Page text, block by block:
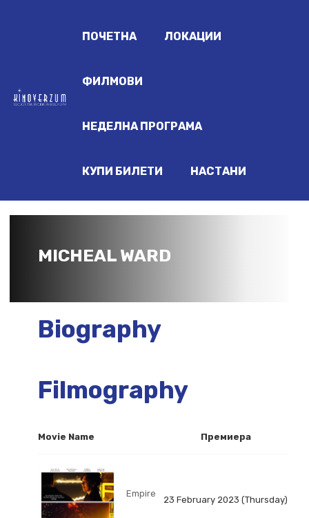
ПОЧЕТНА ЛОКАЦИИ
ФИЛМОВИ
НЕДЕЛНА ПРОГРАМА
КУПИ БИЛЕТИ НАСТАНИ
MICHEAL WARD
Biography
Filmography
Movie Name Премиера
Empire
23 February 2023 (Thursday)